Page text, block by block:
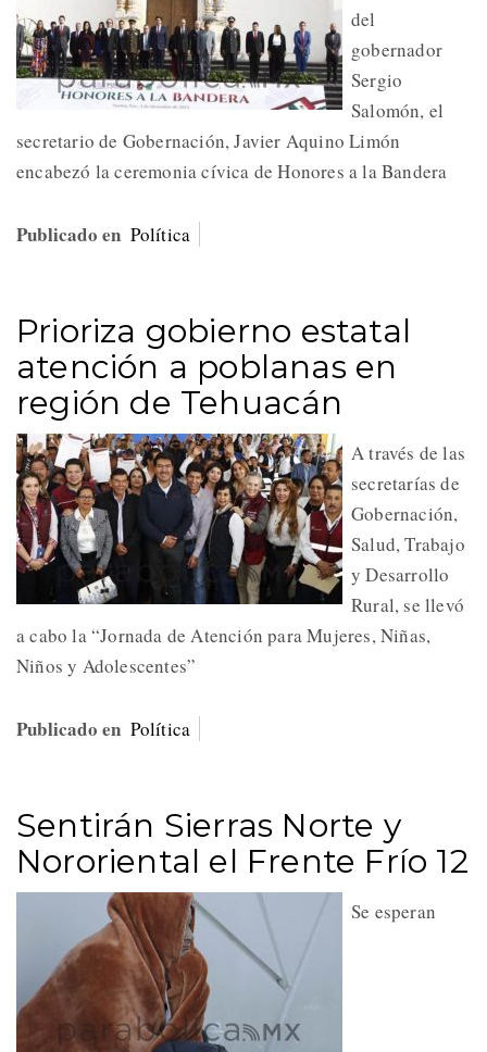
del
gobernador
Sergio
Salomón, el
secretario de Gobernación, Javier Aquino Limón
encabezó la ceremonia cívica de Honores a la Bandera
Publicado en Política
Prioriza gobierno estatal
atención a poblanas en
región de Tehuacán
A través de las
secretarías de
Gobernación,
Salud, Trabajo
y Desarrollo
Rural, se llevó
a cabo la “Jornada de Atención para Mujeres, Niñas,
Niños y Adolescentes”
Publicado en Política
Sentirán Sierras Norte y
Nororiental el Frente Frío 12
Se esperan